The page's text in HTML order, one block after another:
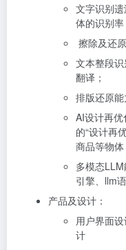
文字识别
体的识别率
擦除及还
文本整段
翻译；
排版还原
AI设计再
的“设计再
商品等物
多模态
引擎、llm
产品及设计：
用户界面
计